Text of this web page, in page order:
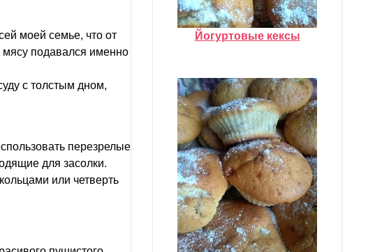
моей семье, что от
мясу подавался именно
с толстым дном,
перезрелые
для засолки.
или четверть
Йогуртовые кексы